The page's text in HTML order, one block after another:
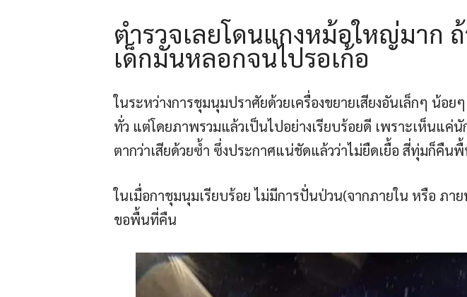
ตำรวจเลยโดนแกงหม้อใหญ่มาก
เด็กมันหลอกจนไปรอเก้อ
ในระหว่างการชุมนุมปราศัยด้วยเครื่องขยายเสียงอันเล็กๆ น้
ทั่ว แต่โดยภาพรวมแล้วเป็นไปอย่างเรียบร้อยดี เพราะเห็นแ
ตากว่าเสียด้วยซ้ำ ซึ่งประกาศแน่ชัดแล้วว่าไม่ยืดเยื้อ สี่ทุ่มก็คืน
ในเมื่อกาชุมนุมเรียบร้อย ไม่มีการปั่นป่วน(จากภายใน หรือ ภ
ขอพื้นที่คืน